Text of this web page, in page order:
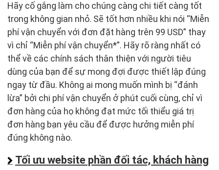
Hãy cố gắng làm cho chúng càng chi tiết càng tốt
trong không gian nhỏ. Sẽ tốt hơn nhiều khi nói “Miễn
phí vận chuyển với đơn đặt hàng trên 99 USD” thay
vì chỉ “Miễn phí vận chuyển*”. Hãy rõ ràng nhất có
thể về các chính sách thân thiện với người tiêu
dùng của bạn để sự mong đợi được thiết lập đúng
ngay từ đầu. Không ai mong muốn mình bị “đánh
lừa” bởi chi phí vận chuyển ở phút cuối cùng, chỉ vì
đơn hàng của họ không đạt mức tối thiểu giá trị
đơn hàng bạn yêu cầu để được hưởng miễn phí
đúng không nào.
Tối ưu website phần đối tác, khách hàng